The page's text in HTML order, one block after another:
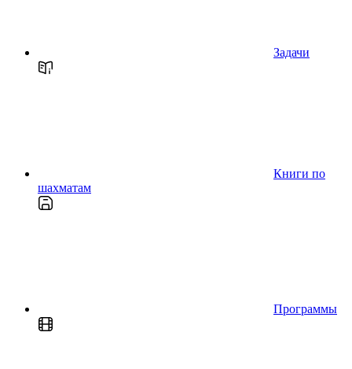
Задачи
Книги по
шахматам
Программы